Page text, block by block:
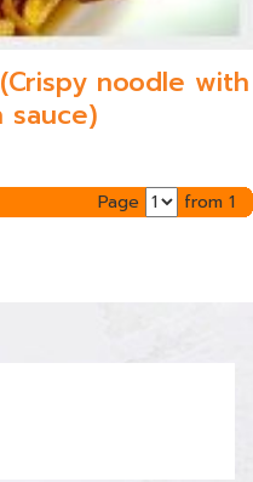
noodle with
sauce)
Page from 1